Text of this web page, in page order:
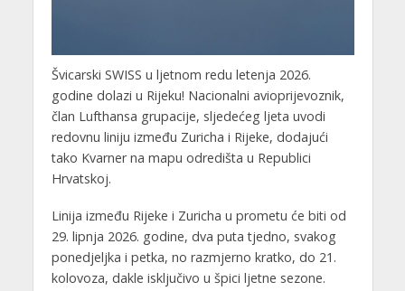
Švicarski SWISS u ljetnom redu letenja 2026.
godine dolazi u Rijeku! Nacionalni avioprijevoznik,
član Lufthansa grupacije, sljedećeg ljeta uvodi
redovnu liniju između Zuricha i Rijeke, dodajući
tako Kvarner na mapu odredišta u Republici
Hrvatskoj.
Linija između Rijeke i Zuricha u prometu će biti od
29. lipnja 2026. godine, dva puta tjedno, svakog
ponedjeljka i petka, no razmjerno kratko, do 21.
kolovoza, dakle isključivo u špici ljetne sezone.